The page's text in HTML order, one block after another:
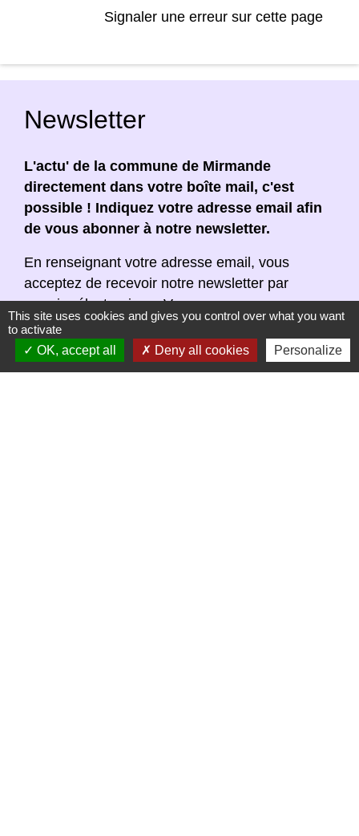
Signaler une erreur sur cette page
Newsletter
L'actu' de la commune de Mirmande
directement dans votre boîte mail, c'est
possible ! Indiquez votre adresse email afin
de vous abonner à notre newsletter.
En renseignant votre adresse email, vous
acceptez de recevoir notre newsletter par
courrier électronique. Vous pouvez vous
désinscrire à tout moment en cliquant dans un
lien de désinscription dans chaque newsletter
réceptionnée.
This site uses cookies and gives you control over what you want
to activate
OK, accept all
Deny all cookies Personalize